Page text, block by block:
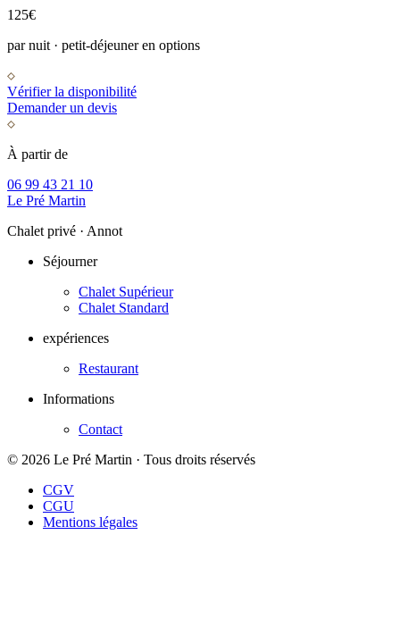
125€
par nuit · petit-déjeuner en options
Vérifier la disponibilité
Demander un devis
À partir de
06 99 43 21 10
Le Pré Martin
Chalet privé · Annot
Séjourner
Chalet Supérieur
Chalet Standard
expériences
Restaurant
Informations
Contact
© 2026 Le Pré Martin · Tous droits réservés
CGV
CGU
Mentions légales